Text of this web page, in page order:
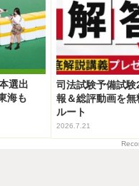
選出
海も
司法試験予備試
報＆総評動画を
ルート
2026.7.21